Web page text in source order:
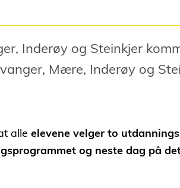
Inderøy og Steinkjer
Mære, Inderøy og
alle elevene velger to
og neste dag på